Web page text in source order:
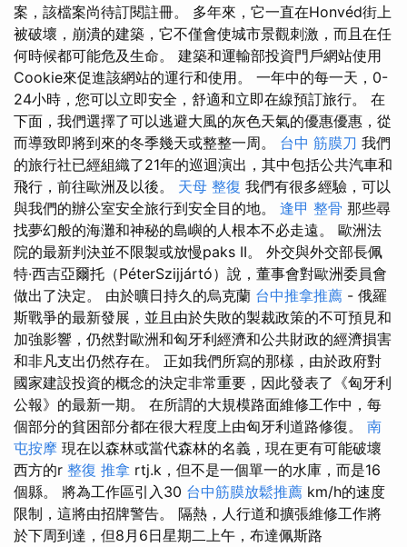
案，該檔案尚待訂閱註冊。 多年來，它一直在Honvéd街上
被破壞，崩潰的建築，它不僅會使城市景觀刺激，而且在任
何時候都可能危及生命。 建築和運輸部投資門戶網站使用
Cookie來促進該網站的運行和使用。 一年中的每一天，0-
24小時，您可以立即安全，舒適和立即在線預訂旅行。 在
下面，我們選擇了可以逃避大風的灰色天氣的優惠優惠，從
而導致即將到來的冬季幾天或整整一周。 台中 筋膜刀 我們
的旅行社已經組織了21年的巡迴演出，其中包括公共汽車和
飛行，前往歐洲及以後。 天母 整復 我們有很多經驗，可以
與我們的辦公室安全旅行到安全目的地。 逢甲 整骨 那些尋
找夢幻般的海灘和神秘的島嶼的人根本不必走遠。 歐洲法
院的最新判決並不限製或放慢paks II。 外交與外交部長佩
特·西吉亞爾托（PéterSzijjártó）說，董事會對歐洲委員會
做出了決定。 由於曠日持久的烏克蘭 台中推拿推薦 - 俄羅
斯戰爭的最新發展，並且由於失敗的製裁政策的不可預見和
加強影響，仍然對歐洲和匈牙利經濟和公共財政的經濟損害
和非凡支出仍然存在。 正如我們所寫的那樣，由於政府對
國家建設投資的概念的決定非常重要，因此發表了《匈牙利
公報》的最新一期。 在所謂的大規模路面維修工作中，每
個部分的貧困部分都在很大程度上由匈牙利道路修復。 南
屯按摩 現在以森林或當代森林的名義，現在更有可能破壞
西方的r 整復 推拿 rtj.k，但不是一個單一的水庫，而是16
個縣。 將為工作區引入30 台中筋膜放鬆推薦 km/h的速度
限制，這將由招牌警告。 隔熱，人行道和擴張維修工作將
於下周到達，但8月6日星期二上午，布達佩斯路